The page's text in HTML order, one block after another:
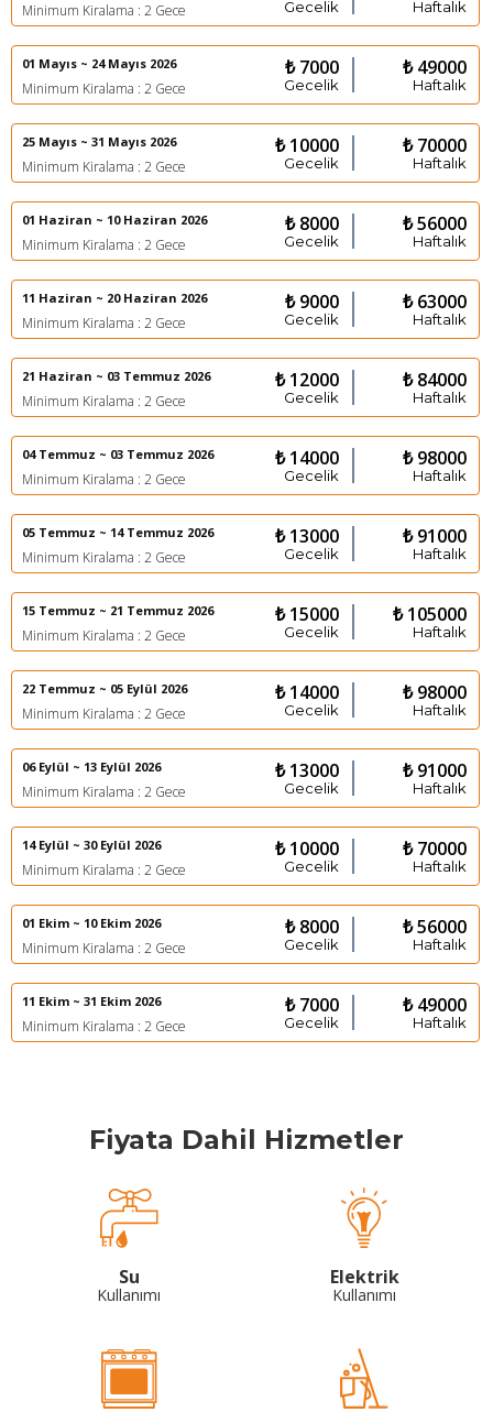
Minimum Kiralama : 2 Gece Gecelik Haftalık
01 Mayıs ~ 24 Mayıs 2026
Minimum Kiralama : 2 Gece
₺ 7000
Gecelik
₺ 49000
Haftalık
25 Mayıs ~ 31 Mayıs 2026
Minimum Kiralama : 2 Gece
₺ 10000
Gecelik
₺ 70000
Haftalık
01 Haziran ~ 10 Haziran 2026
Minimum Kiralama : 2 Gece
₺ 8000
Gecelik
₺ 56000
Haftalık
11 Haziran ~ 20 Haziran 2026
Minimum Kiralama : 2 Gece
₺ 9000
Gecelik
₺ 63000
Haftalık
21 Haziran ~ 03 Temmuz 2026
Minimum Kiralama : 2 Gece
₺ 12000
Gecelik
₺ 84000
Haftalık
04 Temmuz ~ 03 Temmuz 2026
Minimum Kiralama : 2 Gece
₺ 14000
Gecelik
₺ 98000
Haftalık
05 Temmuz ~ 14 Temmuz 2026
Minimum Kiralama : 2 Gece
₺ 13000
Gecelik
₺ 91000
Haftalık
15 Temmuz ~ 21 Temmuz 2026
Minimum Kiralama : 2 Gece
₺ 15000
Gecelik
₺ 105000
Haftalık
22 Temmuz ~ 05 Eylül 2026
Minimum Kiralama : 2 Gece
₺ 14000
Gecelik
₺ 98000
Haftalık
06 Eylül ~ 13 Eylül 2026
Minimum Kiralama : 2 Gece
₺ 13000
Gecelik
₺ 91000
Haftalık
14 Eylül ~ 30 Eylül 2026
Minimum Kiralama : 2 Gece
₺ 10000
Gecelik
₺ 70000
Haftalık
01 Ekim ~ 10 Ekim 2026
Minimum Kiralama : 2 Gece
₺ 8000
Gecelik
₺ 56000
Haftalık
11 Ekim ~ 31 Ekim 2026
Minimum Kiralama : 2 Gece
₺ 7000
Gecelik
₺ 49000
Haftalık
Fiyata Dahil Hizmetler
Su
Kullanımı
Elektrik
Kullanımı